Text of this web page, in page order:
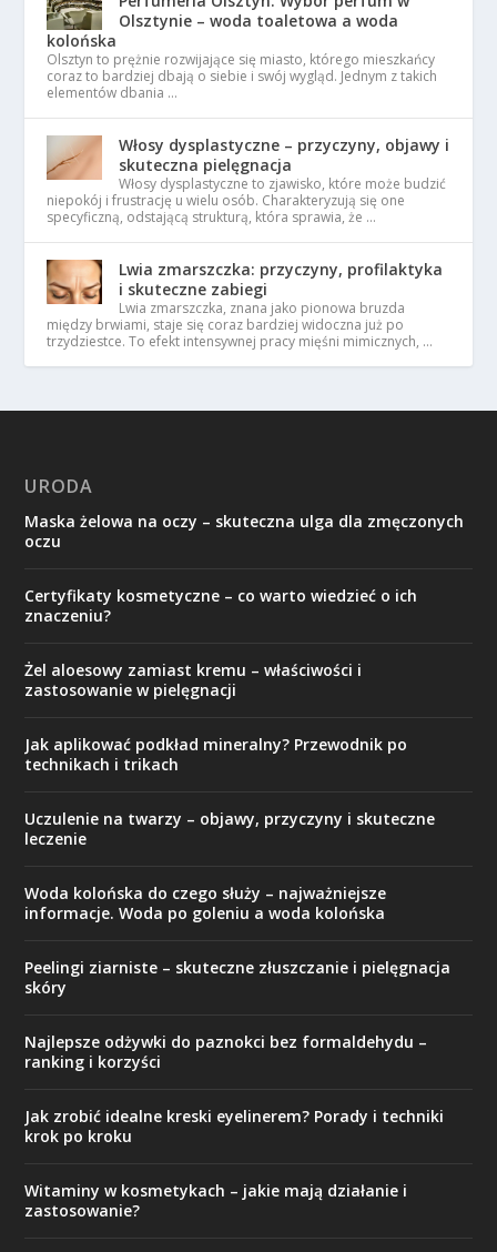
Olsztynie – woda toaletowa a woda
kolońska
Olsztyn to prężnie rozwijające się miasto, którego mieszkańcy
coraz to bardziej dbają o siebie i swój wygląd. Jednym z takich
elementów dbania …
Włosy dysplastyczne – przyczyny, objawy i
skuteczna pielęgnacja
Włosy dysplastyczne to zjawisko, które może budzić
niepokój i frustrację u wielu osób. Charakteryzują się one
specyficzną, odstającą strukturą, która sprawia, że …
Lwia zmarszczka: przyczyny, profilaktyka
i skuteczne zabiegi
Lwia zmarszczka, znana jako pionowa bruzda
między brwiami, staje się coraz bardziej widoczna już po
trzydziestce. To efekt intensywnej pracy mięśni mimicznych, …
URODA
Maska żelowa na oczy – skuteczna ulga dla zmęczonych
oczu
Certyfikaty kosmetyczne – co warto wiedzieć o ich
znaczeniu?
Żel aloesowy zamiast kremu – właściwości i
zastosowanie w pielęgnacji
Jak aplikować podkład mineralny? Przewodnik po
technikach i trikach
Uczulenie na twarzy – objawy, przyczyny i skuteczne
leczenie
Woda kolońska do czego służy – najważniejsze
informacje. Woda po goleniu a woda kolońska
Peelingi ziarniste – skuteczne złuszczanie i pielęgnacja
skóry
Najlepsze odżywki do paznokci bez formaldehydu –
ranking i korzyści
Jak zrobić idealne kreski eyelinerem? Porady i techniki
krok po kroku
Witaminy w kosmetykach – jakie mają działanie i
zastosowanie?